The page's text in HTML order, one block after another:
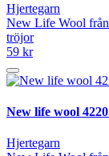
Hjertegarn
New Life Wool från
tröjor
59 kr
New life wool
Hjertegarn